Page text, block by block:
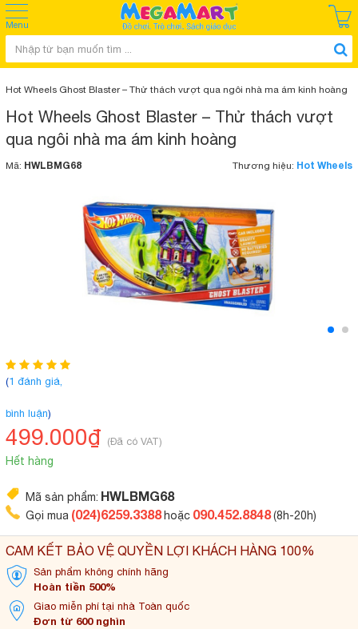
Menu
Hot Wheels Ghost Blaster – Thử thách vượt qua ngôi nhà ma ám kinh hoàng
Hot Wheels Ghost Blaster – Thử thách vượt
qua ngôi nhà ma ám kinh hoàng
Mã: HWLBMG68 Thương hiệu: Hot Wheels
(1 đánh giá,
bình luận)
499.000₫ (Đã có VAT)
Hết hàng
CAM KẾT BẢO VỆ QUYỀN LỢI KHÁCH HÀNG 100%
Sản phẩm không chính hãng
Hoàn tiền 500%
Giao miễn phí tại nhà Toàn quốc
Đơn từ 600 nghìn
Mã sản phẩm: HWLBMG68
Gọi mua (024)6259.3388 hoặc 090.452.8848(8h-20h)